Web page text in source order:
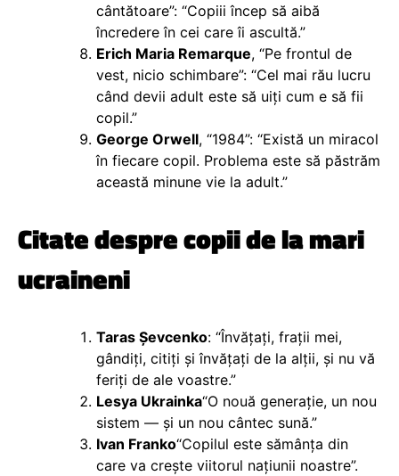
cântătoare”: “Copiii încep să aibă
încredere în cei care îi ascultă.”
Erich Maria Remarque, “Pe frontul de
vest, nicio schimbare”: “Cel mai rău lucru
când devii adult este să uiți cum e să fii
copil.”
George Orwell, “1984”: “Există un miracol
în fiecare copil. Problema este să păstrăm
această minune vie la adult.”
Citate despre copii de la mari
ucraineni
Taras Șevcenko: “Învățați, frații mei,
gândiți, citiți și învățați de la alții, și nu vă
feriți de ale voastre.”
Lesya Ukrainka“O nouă generație, un nou
sistem — și un nou cântec sună.”
Ivan Franko“Copilul este sămânța din
care va crește viitorul națiunii noastre”.